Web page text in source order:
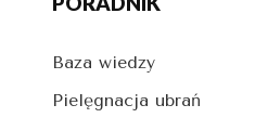
Baza wiedzy
Pielęgnacja ubrań